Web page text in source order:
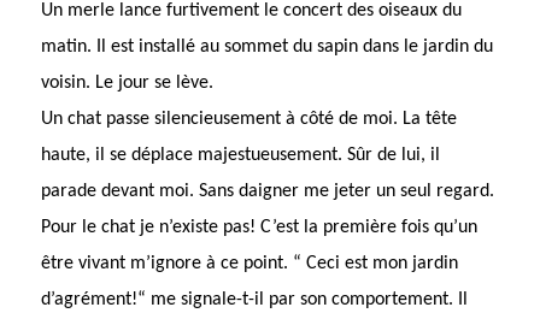
Un merle lance furtivement le concert des oiseaux du
matin. Il est installé au sommet du sapin dans le jardin du
voisin. Le jour se lève.
Un chat passe silencieusement à côté de moi. La tête
haute, il se déplace majestueusement. Sûr de lui, il
parade devant moi. Sans daigner me jeter un seul regard.
Pour le chat je n’existe pas! C’est la première fois qu’un
être vivant m’ignore à ce point. “ Ceci est mon jardin
d’agrément!“ me signale-t-il par son comportement. Il